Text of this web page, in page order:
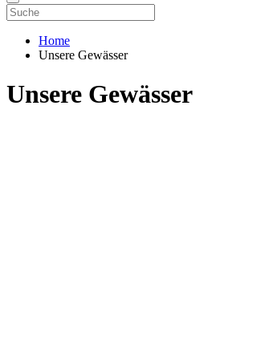
Home
Unsere Gewässer
Unsere Gewässer